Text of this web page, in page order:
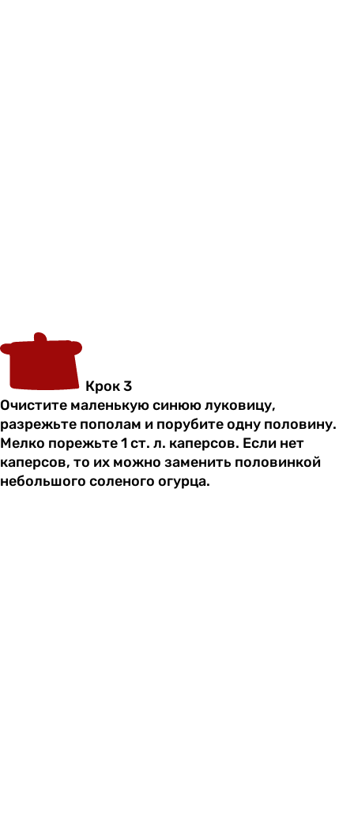
Крок 3
Очистите маленькую синюю луковицу,
разрежьте пополам и порубите одну половину.
Мелко порежьте 1 ст. л. каперсов. Если нет
каперсов, то их можно заменить половинкой
небольшого соленого огурца.